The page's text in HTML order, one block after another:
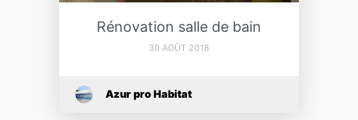
Rénovation salle de bain
30 AOÛT 2018
Azur pro Habitat